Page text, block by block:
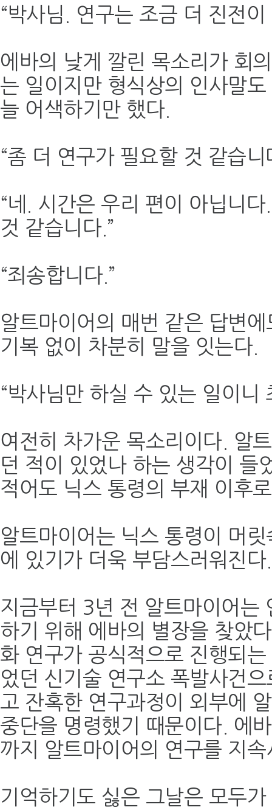
“박사님. 연구는 조금 더 진전이
에바의 낮게 깔린 목소리가 회
는 일이지만 형식상의 인사말
늘 어색하기만 했다.
“좀 더 연구가 필요할 것 같습니
“네. 시간은 우리 편이 아닙니
것 같습니다.”
“죄송합니다.”
알트마이어의 매번 같은 답변
기복 없이 차분히 말을 잇는다.
“박사님만 하실 수 있는 일이니
여전히 차가운 목소리이다. 알
던 적이 있었나 하는 생각이 들
적어도 닉스 통령의 부재 이후
알트마이어는 닉스 통령이 머
에 있기가 더욱 부담스러워진다.
지금부터 3년 전 알트마이어는
하기 위해 에바의 별장을 찾았
화 연구가 공식적으로 진행되
었던 신기술 연구소 폭발사건
고 잔혹한 연구과정이 외부에
중단을 명령했기 때문이다. 에
까지 알트마이어의 연구를 지
기억하기도 싫은 그날은 모두